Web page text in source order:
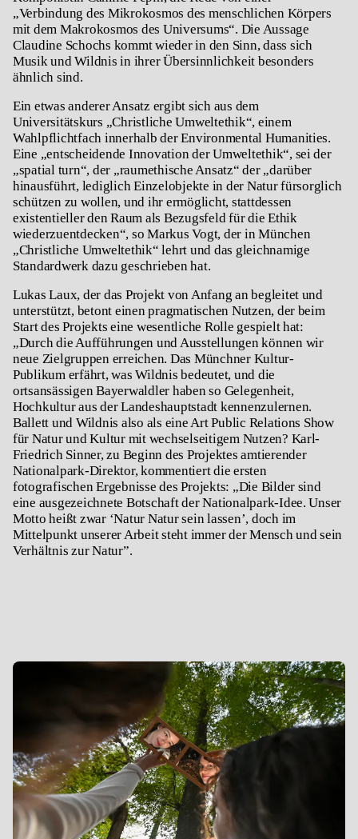
„Verbindung des Mikrokosmos des menschlichen Körpers
mit dem Makrokosmos des Universums“. Die Aussage
Claudine Schochs kommt wieder in den Sinn, dass sich
Musik und Wildnis in ihrer Übersinnlichkeit besonders
ähnlich sind.
Ein etwas anderer Ansatz ergibt sich aus dem
Universitätskurs „Christliche Umweltethik“, einem
Wahlpflichtfach innerhalb der Environmental Humanities.
Eine „entscheidende Innovation der Umweltethik“, sei der
„spatial turn“, der „raumethische Ansatz“ der „darüber
hinausführt, lediglich Einzelobjekte in der Natur fürsorglich
schützen zu wollen, und ihr ermöglicht, stattdessen
existentieller den Raum als Bezugsfeld für die Ethik
wiederzuentdecken“, so Markus Vogt, der in München
„Christliche Umweltethik“ lehrt und das gleichnamige
Standardwerk dazu geschrieben hat.
Lukas Laux, der das Projekt von Anfang an begleitet und
unterstützt, betont einen pragmatischen Nutzen, der beim
Start des Projekts eine wesentliche Rolle gespielt hat:
„Durch die Aufführungen und Ausstellungen können wir
neue Zielgruppen erreichen. Das Münchner Kultur-
Publikum erfährt, was Wildnis bedeutet, und die
ortsansässigen Bayerwaldler haben so Gelegenheit,
Hochkultur aus der Landeshauptstadt kennenzulernen.
Ballett und Wildnis also als eine Art Public Relations Show
für Natur und Kultur mit wechselseitigem Nutzen? Karl-
Friedrich Sinner, zu Beginn des Projektes amtierender
Nationalpark-Direktor, kommentiert die ersten
fotografischen Ergebnisse des Projekts: „Die Bilder sind
eine ausgezeichnete Botschaft der Nationalpark-Idee. Unser
Motto heißt zwar ‘Natur Natur sein lassen’, doch im
Mittelpunkt unserer Arbeit steht immer der Mensch und sein
Verhältnis zur Natur”.